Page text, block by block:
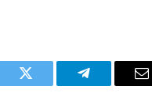
Twitter Telegram